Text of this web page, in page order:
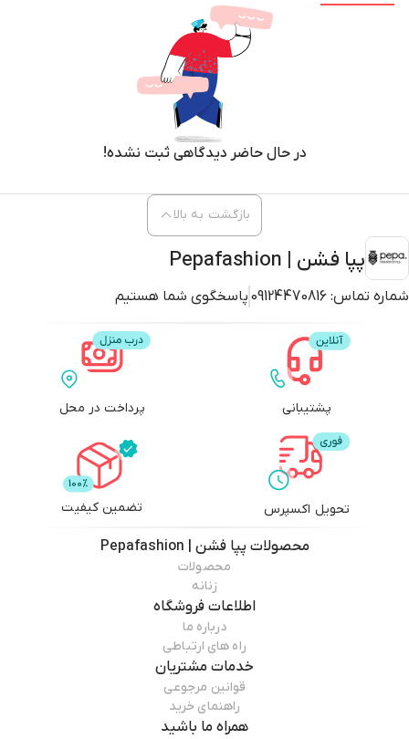
در حال حاضر دیدگاهی ثبت نشده!
پپا فشن | Pepafashion
شماره تماس: 09124470816 پاسخگوی شما هستیم
بازگشت به بالا
پشتیبانی پرداخت در محل
تحویل اکسپرس تضمین کیفیت
محصولات پپا فشن | Pepafashion
محصولات
زنانه
اطلاعات فروشگاه
درباره ما
راه های ارتباطی
خدمات مشتریان
قوانین مرجوعی
راهنمای خرید
همراه ما باشید